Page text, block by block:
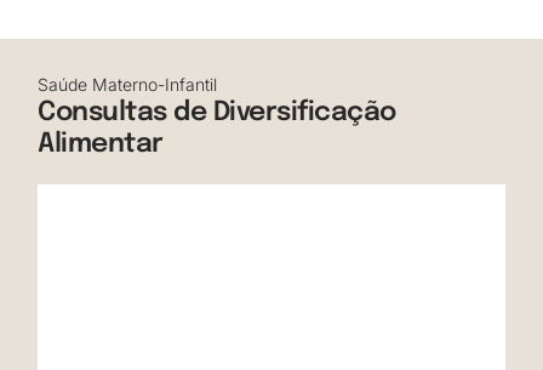
Saúde Materno-Infantil
Consultas de Diversificação
Alimentar